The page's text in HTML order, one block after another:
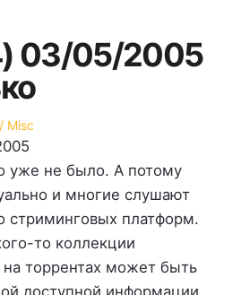
03/05/2005
Опубликовано
в
Misc
уже не было. А потому
и многие слушают
стриминговых платформ.
то коллекции
торрентах может быть
доступной информации.